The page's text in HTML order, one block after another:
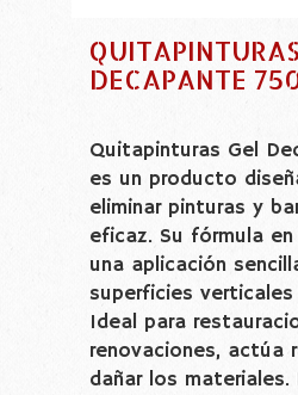
DECAPANTE
Quitapinturas Gel
es un producto
eliminar pinturas y
eficaz. Su fórmula
una aplicación
superficies
Ideal para
renovaciones, actúa
dañar los